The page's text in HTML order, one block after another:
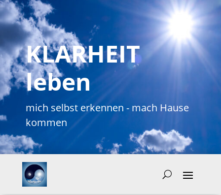
KLARHEIT
leben
mich selbst erkennen - mach Hause
kommen